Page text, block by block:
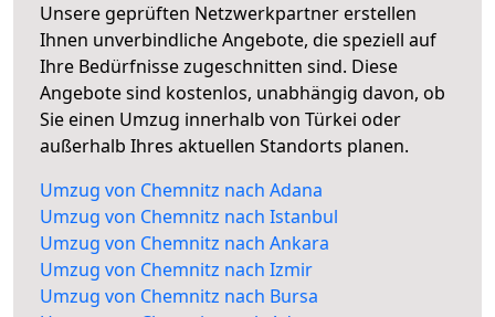
Unsere geprüften Netzwerkpartner erstellen
Ihnen unverbindliche Angebote, die speziell auf
Ihre Bedürfnisse zugeschnitten sind. Diese
Angebote sind kostenlos, unabhängig davon, ob
Sie einen Umzug innerhalb von Türkei oder
außerhalb Ihres aktuellen Standorts planen.
Umzug von Chemnitz nach Adana
Umzug von Chemnitz nach Istanbul
Umzug von Chemnitz nach Ankara
Umzug von Chemnitz nach Izmir
Umzug von Chemnitz nach Bursa